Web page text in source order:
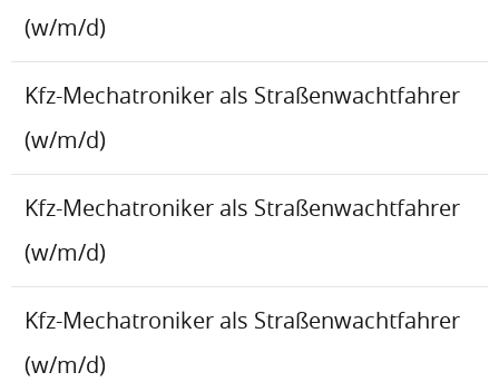
(w/m/d)
Kfz-Mechatroniker als Straßenwachtfahrer
(w/m/d)
Kfz-Mechatroniker als Straßenwachtfahrer
(w/m/d)
Kfz-Mechatroniker als Straßenwachtfahrer
(w/m/d)